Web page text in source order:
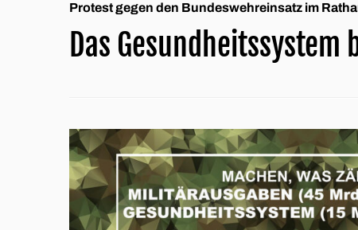
Protest gegen den Bundeswehreinsatz im
Das